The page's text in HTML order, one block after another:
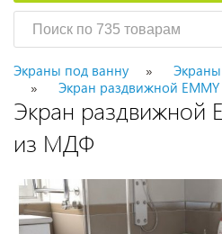
Экраны под ванну
Экран раздвижной
Экран раздвижной
из МДФ